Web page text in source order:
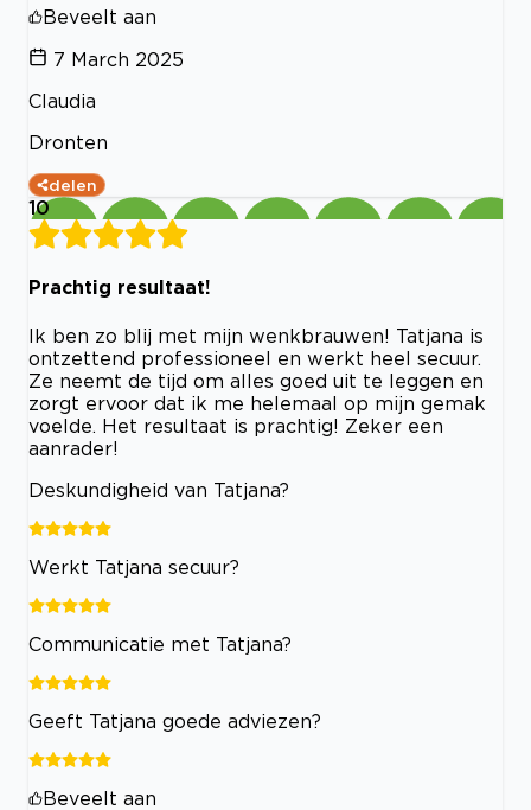
Beveelt aan
7 March 2025
Claudia
Dronten
delen
10
Prachtig resultaat!
Ik ben zo blij met mijn wenkbrauwen! Tatjana is
ontzettend professioneel en werkt heel secuur.
Ze neemt de tijd om alles goed uit te leggen en
zorgt ervoor dat ik me helemaal op mijn gemak
voelde. Het resultaat is prachtig! Zeker een
aanrader!
Deskundigheid van Tatjana?
Werkt Tatjana secuur?
Communicatie met Tatjana?
Geeft Tatjana goede adviezen?
Beveelt aan